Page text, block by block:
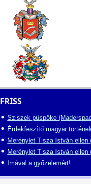
FRISS
Sziszek püspöke
Érdekfeszítő magyar
Merénylet Tisza István ellen
Merénylet Tisza István ellen
Imával a győzelemért!